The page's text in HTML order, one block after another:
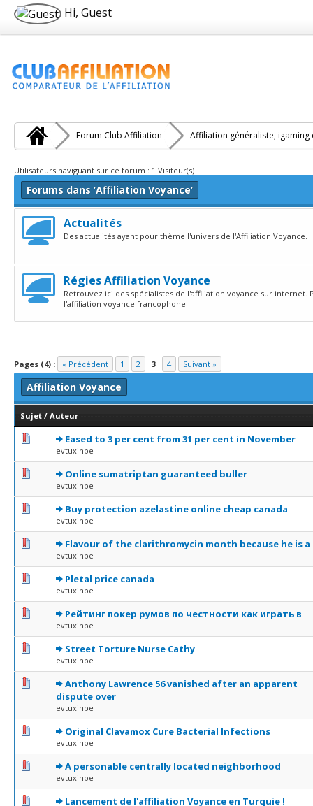
Hi, Guest
Forum Club Affiliation Affiliation généraliste, igaming
Utilisateurs naviguant sur ce forum : 1 Visiteur(s)
Forums dans ’Affiliation Voyance’
Actualités
Des actualités ayant pour thème l'univers de l'Affiliation Voyance.
Régies Affiliation Voyance
Retrouvez ici des spécialistes de l'affiliation voyance sur internet.
l'affiliation voyance francophone.
Pages (4) : « Précédent 1 2 3 4 Suivant »
Affiliation Voyance
Sujet / Auteur
Eased to 3 per cent from 31 per cent in November
evtuxinbe
0 Votes - 0 sur 5 en moyenne
12 345
Online sumatriptan guaranteed buller
evtuxinbe
0 Votes - 0 sur 5 en moyenne
12345
Buy protection azelastine online cheap canada
evtuxinbe
0 Votes - 0 sur 5 en moyenne
12345
Flavour of the clarithromycin month because he is a
evtuxinbe
0 Votes - 0 sur 5 en moyenne
12 345
Pletal price canada
evtuxinbe
0 Votes - 0 sur 5 en moyenne
123 45
Рейтинг покер румов по честности как играть в
evtuxinbe
0 Votes - 0 sur 5 en moyenne
1 2345
Street Torture Nurse Cathy
evtuxinbe
0 Votes - 0 sur 5 en moyenne
12345
Anthony Lawrence 56 vanished after an apparent
dispute over
evtuxinbe
0 Votes - 0 sur 5 en moyenne
1 2345
Original Clavamox Cure Bacterial Infections
evtuxinbe
0 Votes - 0 sur 5 en moyenne
12345
A personable centrally located neighborhood
evtuxinbe
0 Votes - 0 sur 5 en moyenne
12345
Lancement de l'affiliation Voyance en Turquie !
0 Votes - 0 sur 5 en moyenne
123 45